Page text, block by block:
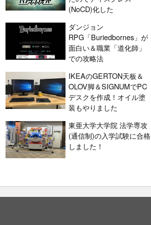
(NoCD)化した
ダンジョン
RPG「Buriedbornes」が
面白い＆職業「道化師」
での攻略法
IKEAのGERTON天板＆
OLOV脚＆SIGNUMでPC
デスクを作成！オイル塗
装もやりました
東亜大学大学院 法学専攻
(通信制)の入学試験に合格
しました！